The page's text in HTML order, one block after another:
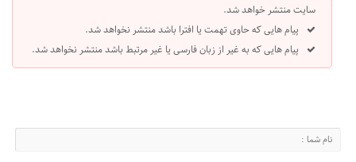
سایت منتشر خواهد شد.
پیام هایی که حاوی تهمت یا افترا باشد منتشر نخواهد شد.
پیام هایی که به غیر از زبان فارسی یا غیر مرتبط باشد منتشر نخواهد شد.